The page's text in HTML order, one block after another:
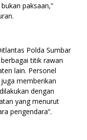
paksaan,”
Polda Sumbar
titik rawan
lain. Personel
memberikan
dengan
yang menurut
pengendara”.